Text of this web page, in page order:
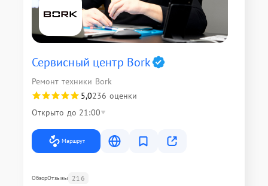
Сервисный центр Bork
Ремонт техники Bork
5,0236 оценки
Открыто до 21:00
Маршрут
ОбзорОтзывы 216